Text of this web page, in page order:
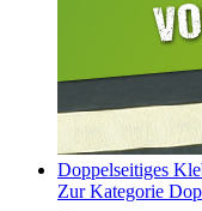
Doppelseitiges
Zur Kategorie